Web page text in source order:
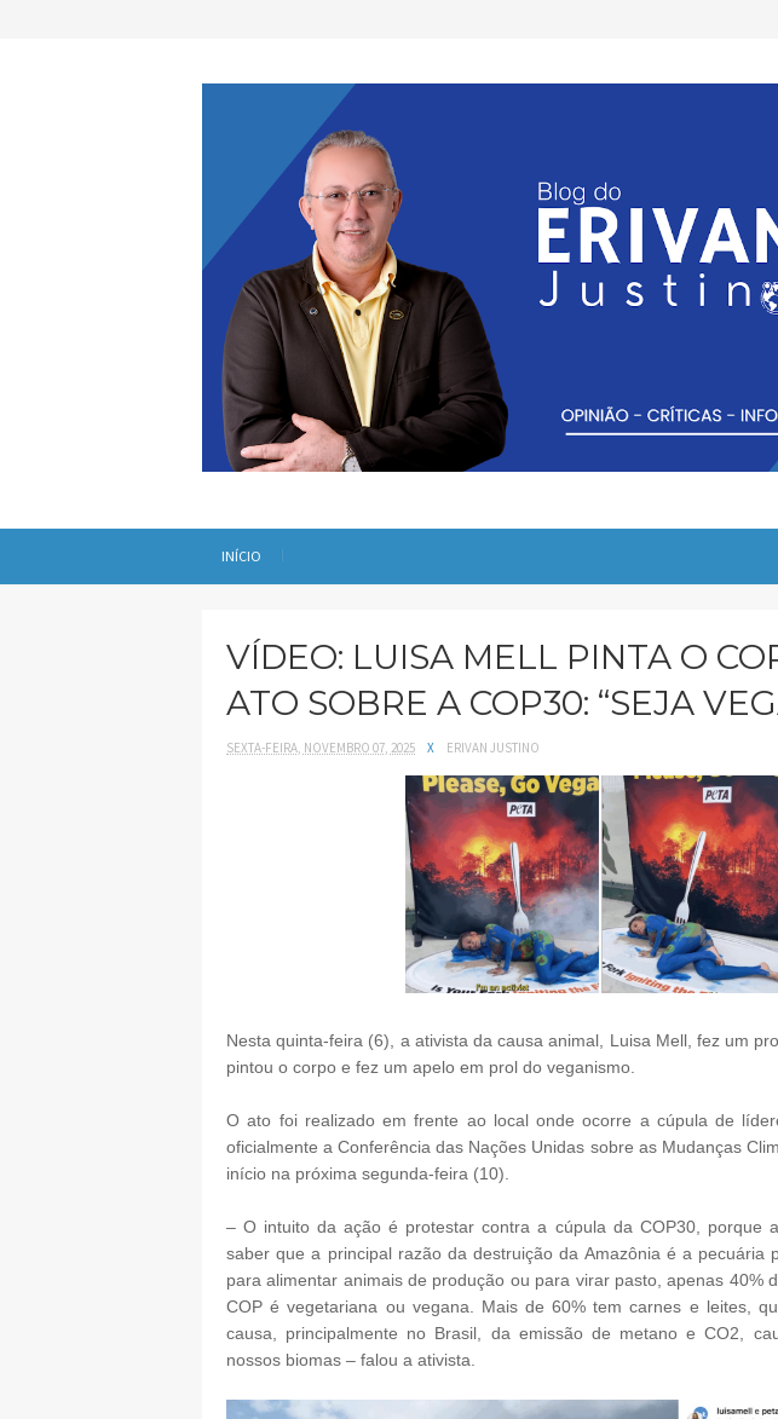
INÍCIO
VÍDEO: LUISA MELL PINTA O
ATO SOBRE A COP30: “SEJA
SEXTA-FEIRA, NOVEMBRO 07, 2025 X ERIVAN JUSTINO
Nesta quinta-feira (6), a ativista da causa animal, Luisa Mell, fez um
pintou o corpo e fez um apelo em prol do veganismo.
O ato foi realizado em frente ao local onde ocorre a cúpula de
oficialmente a Conferência das Nações Unidas sobre as Mudanças
início na próxima segunda-feira (10).
– O intuito da ação é protestar contra a cúpula da COP30, porque
saber que a principal razão da destruição da Amazônia é a pecuária
para alimentar animais de produção ou para virar pasto, apenas 40%
COP é vegetariana ou vegana. Mais de 60% tem carnes e leites,
causa, principalmente no Brasil, da emissão de metano e CO2,
nossos biomas – falou a ativista.